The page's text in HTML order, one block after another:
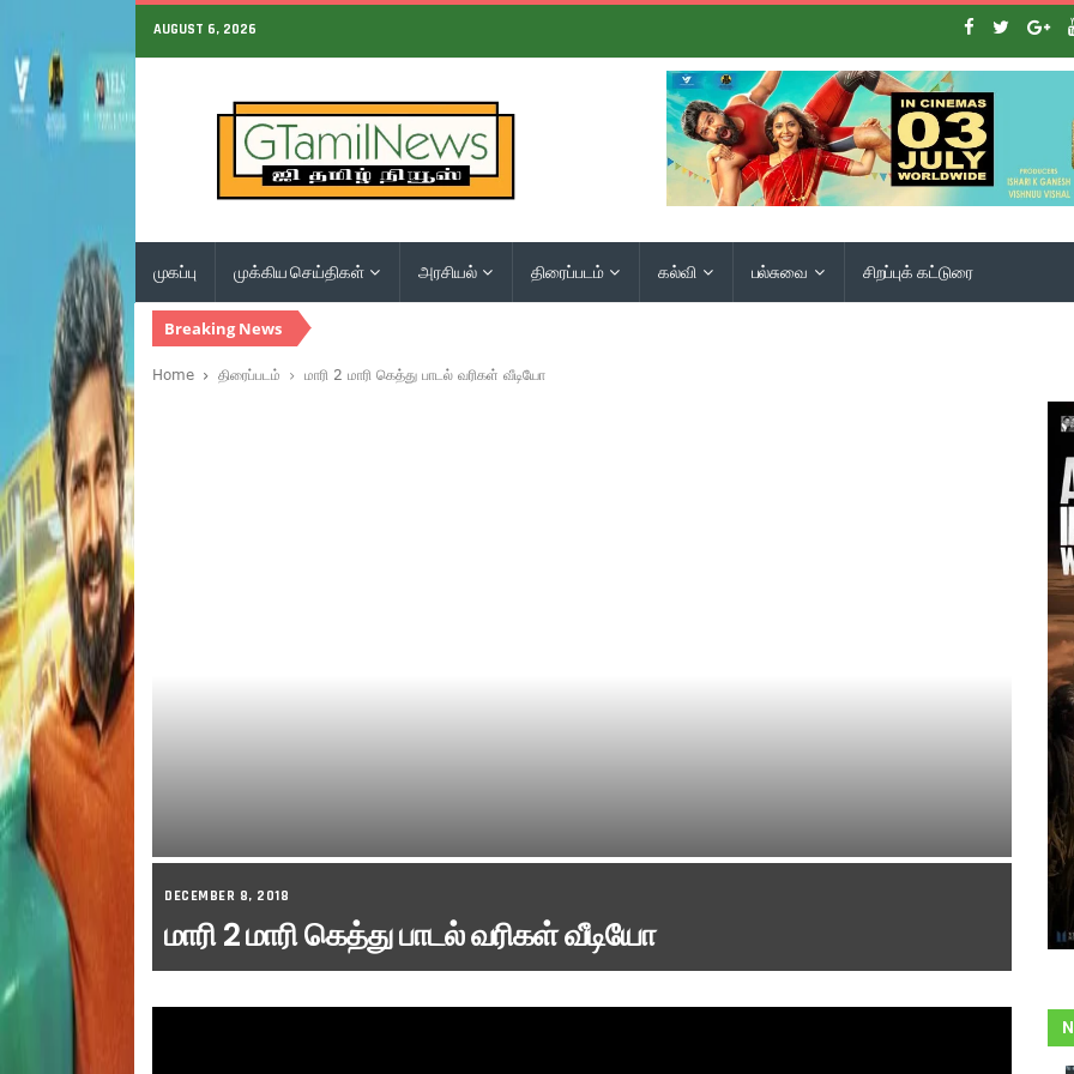
AUGUST 6, 2026
முகப்பு முக்கிய செய்திகள் அரசியல் திரைப்படம் கல்வி பல்சுவை சிறப்புக் கட்டுரை
Breaking News
Home திரைப்படம் மாரி 2 மாரி கெத்து பாடல் வரிகள் வீடியோ
DECEMBER 8, 2018
மாரி 2 மாரி கெத்து பாடல் வரிகள் வீடியோ